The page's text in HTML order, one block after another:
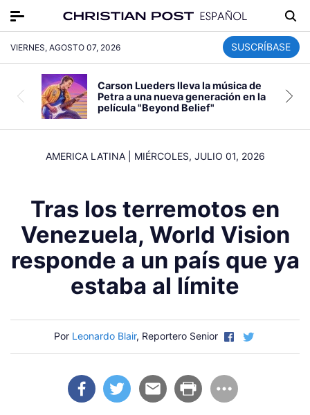
VIERNES, AGOSTO 07, 2026 SUSCRÍBASE
Carson Lueders lleva la música de
Petra a una nueva generación en la
película "Beyond Belief"
AMERICA LATINA| MIÉRCOLES, JULIO 01, 2026
Tras los terremotos en
Venezuela, World Vision
responde a un país que ya
estaba al límite
Por Leonardo Blair, Reportero Senior